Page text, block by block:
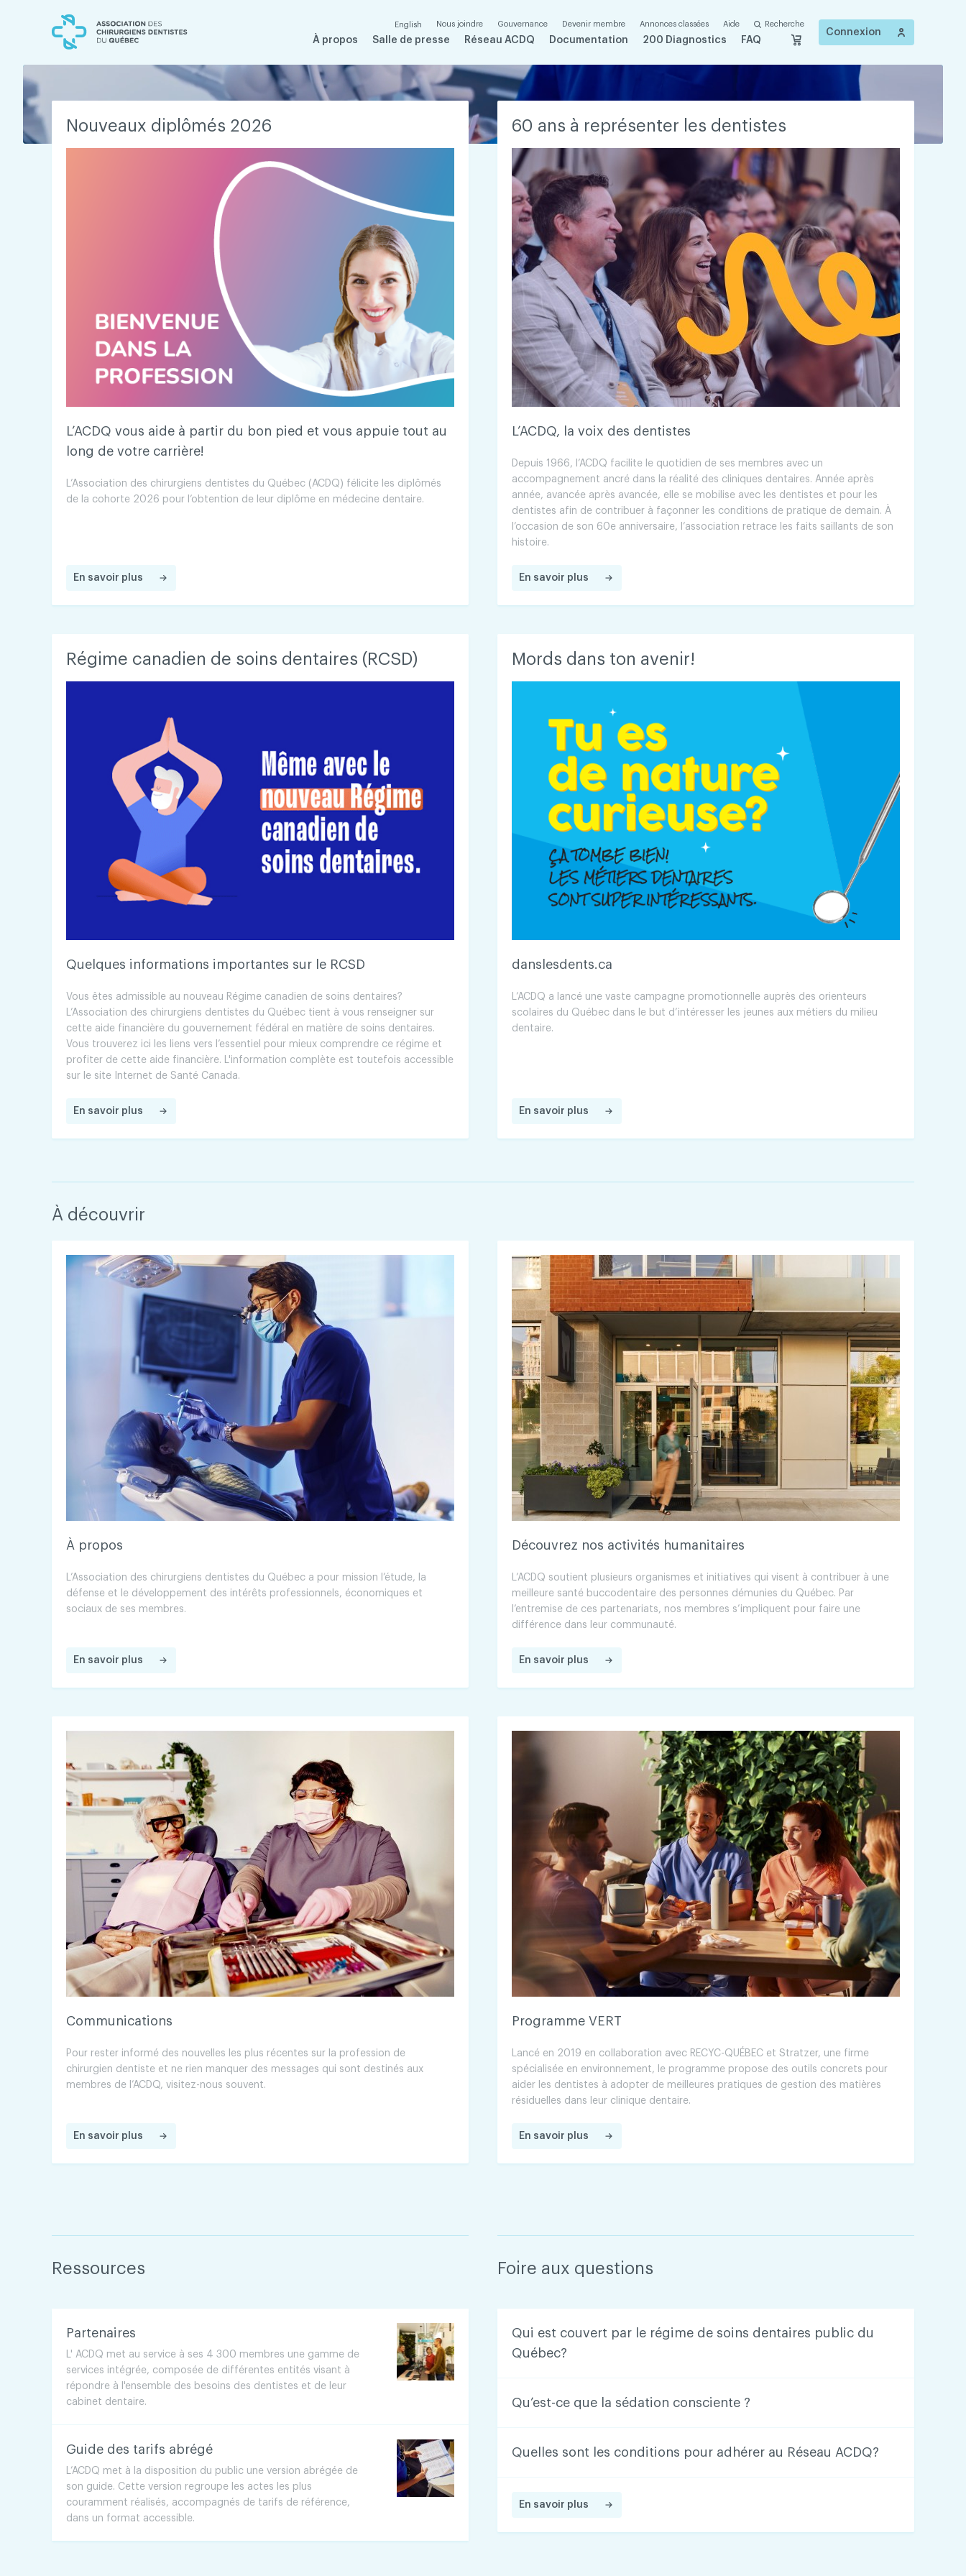
English Nous joindre Gouvernance Devenir membre Annonces classées Aide Recherche
À propos Salle de presse Réseau ACDQ Documentation 200 Diagnostics FAQ
Connexion
Nouveaux diplômés 2026
L’ACDQ vous aide à partir du bon pied et vous appuie tout au
long de votre carrière!
L’Association des chirurgiens dentistes du Québec (ACDQ) félicite les diplômés
de la cohorte 2026 pour l’obtention de leur diplôme en médecine dentaire.
En savoir plus
60 ans à représenter les dentistes
L’ACDQ, la voix des dentistes
Depuis 1966, l’ACDQ facilite le quotidien de ses membres avec un
accompagnement ancré dans la réalité des cliniques dentaires. Année après
année, avancée après avancée, elle se mobilise avec les dentistes et pour les
dentistes afin de contribuer à façonner les conditions de pratique de demain. À
l’occasion de son 60e anniversaire, l’association retrace les faits saillants de son
histoire.
En savoir plus
Régime canadien de soins dentaires (RCSD)
Quelques informations importantes sur le RCSD
Vous êtes admissible au nouveau Régime canadien de soins dentaires?
L’Association des chirurgiens dentistes du Québec tient à vous renseigner sur
cette aide financière du gouvernement fédéral en matière de soins dentaires.
Vous trouverez ici les liens vers l’essentiel pour mieux comprendre ce régime et
profiter de cette aide financière. L'information complète est toutefois accessible
sur le site Internet de Santé Canada.
En savoir plus
Mords dans ton avenir!
danslesdents.ca
L’ACDQ a lancé une vaste campagne promotionnelle auprès des orienteurs
scolaires du Québec dans le but d’intéresser les jeunes aux métiers du milieu
dentaire.
En savoir plus
À découvrir
À propos
L’Association des chirurgiens dentistes du Québec a pour mission l’étude, la
défense et le développement des intérêts professionnels, économiques et
sociaux de ses membres.
En savoir plus
Découvrez nos activités humanitaires
L’ACDQ soutient plusieurs organismes et initiatives qui visent à contribuer à une
meilleure santé buccodentaire des personnes démunies du Québec. Par
l’entremise de ces partenariats, nos membres s’impliquent pour faire une
différence dans leur communauté.
En savoir plus
Communications
Pour rester informé des nouvelles les plus récentes sur la profession de
chirurgien dentiste et ne rien manquer des messages qui sont destinés aux
membres de l’ACDQ, visitez-nous souvent.
En savoir plus
Programme VERT
Lancé en 2019 en collaboration avec RECYC-QUÉBEC et Stratzer, une firme
spécialisée en environnement, le programme propose des outils concrets pour
aider les dentistes à adopter de meilleures pratiques de gestion des matières
résiduelles dans leur clinique dentaire.
En savoir plus
Ressources
Partenaires
L' ACDQ met au service à ses 4 300 membres une gamme de
services intégrée, composée de différentes entités visant à
répondre à l'ensemble des besoins des dentistes et de leur
cabinet dentaire.
Guide des tarifs abrégé
L’ACDQ met à la disposition du public une version abrégée de
son guide. Cette version regroupe les actes les plus
couramment réalisés, accompagnés de tarifs de référence,
dans un format accessible.
Foire aux questions
Qui est couvert par le régime de soins dentaires public du
Québec?
Qu’est-ce que la sédation consciente ?
Quelles sont les conditions pour adhérer au Réseau ACDQ?
En savoir plus